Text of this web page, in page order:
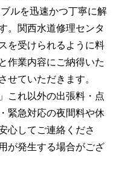
ルを迅速かつ丁寧に解
。関西水道修理センタ
を受けられるように料
作業内容にご納得いた
せていただきます。
これ以外の出張料・点
緊急対応の夜間料や休
心してご連絡くださ
が発生する場合がござ